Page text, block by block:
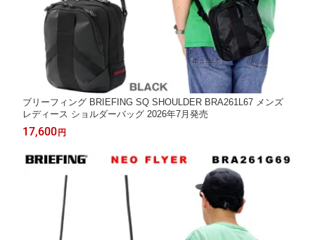
ブリーフィング BRIEFING SQ SHOULDER BRA261L67 メンズ
レディース ショルダーバッグ 2026年7月発売
17,600 円